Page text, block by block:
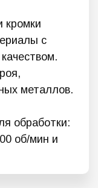
кромки
с
металлов.
обработки:
об/мин и